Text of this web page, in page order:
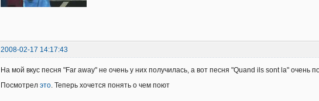
2008-02-17 14:17:43
На мой вкус песня "Far away" не очень у них получилась, а вот песня "Quand ils sont la" очень
Посмотрел это. Теперь хочется понять о чем поют